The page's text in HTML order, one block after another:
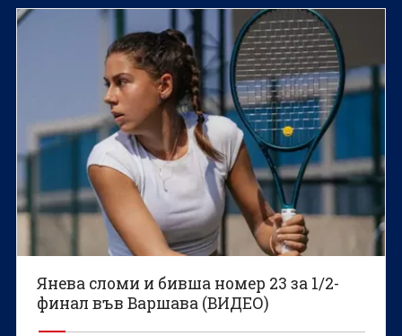
Янева сломи и бивша номер 23 за 1/2-
финал във Варшава (ВИДЕО)